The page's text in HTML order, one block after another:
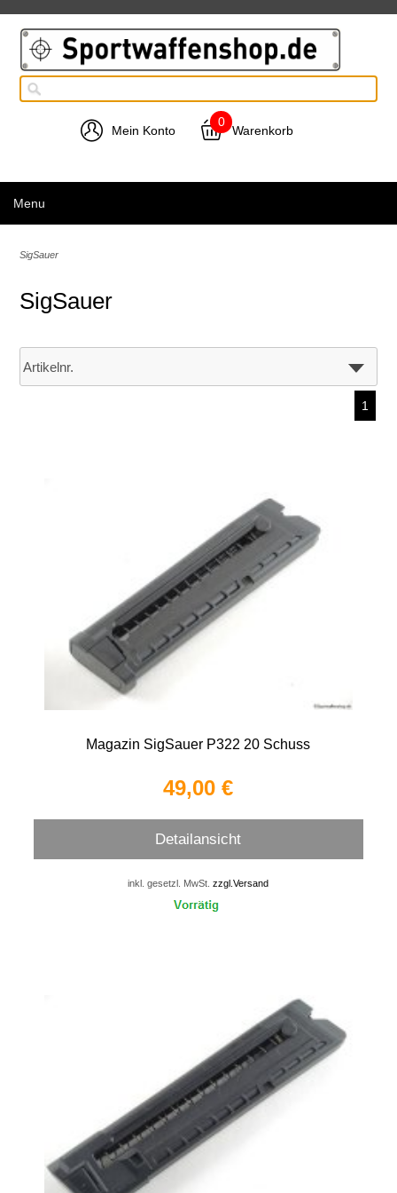
Mein Konto
0
Warenkorb
Menu
SigSauer
SigSauer
1
Magazin SigSauer P322 20 Schuss
49,00 €
Detailansicht
inkl. gesetzl. MwSt.zzgl.Versand